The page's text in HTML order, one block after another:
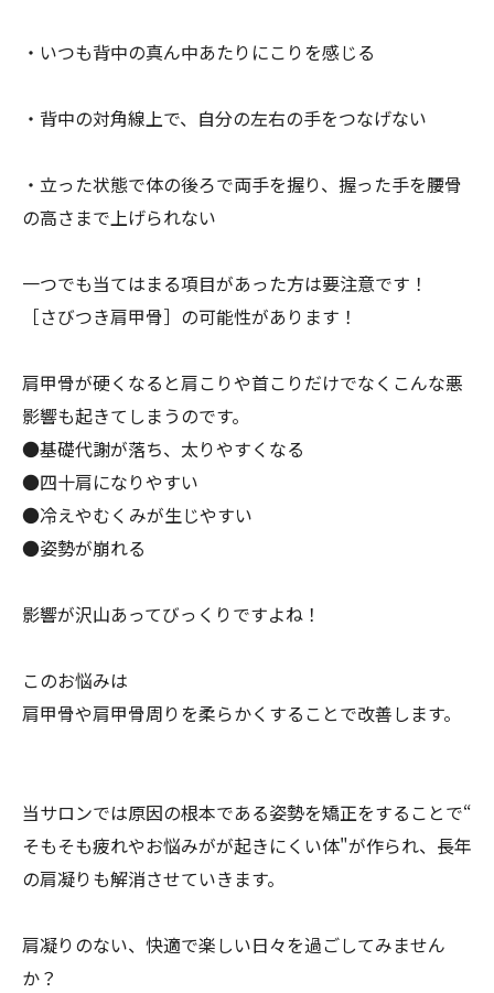
・いつも背中の真ん中あたりにこりを感じる
・背中の対角線上で、自分の左右の手をつなげない
・立った状態で体の後ろで両手を握り、 握った手を腰骨
の高さまで上げられない
一つでも当てはまる項目があった方は要注意です！
［さびつき肩甲骨］の可能性があります！
肩甲骨が硬くなると肩こりや首こりだけでなくこんな悪
影響も起きてしまうのです。
●基礎代謝が落ち、太りやすくなる
●四十肩になりやすい
●冷えやむくみが生じやすい
●姿勢が崩れる
影響が沢山あってびっくりですよね！
このお悩みは
肩甲骨や肩甲骨周りを柔らかくすることで改善します。
当サロンでは原因の根本である姿勢を矯正をすることで“
そもそも疲れやお悩みがが起きにくい体"が作られ、 長年
の肩凝りも解消させていきます。
肩凝りのない、快適で楽しい日々を過ごしてみません
か？